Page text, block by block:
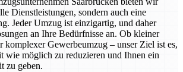
Dienstleistungen, sondern auch eine
Jeder Umzug ist einzigartig, und daher
an Ihre Bedürfnisse an. Ob kleiner
komplexer Gewerbeumzug – unser Ziel ist es,
wie möglich zu reduzieren und Ihnen ein
zu geben.